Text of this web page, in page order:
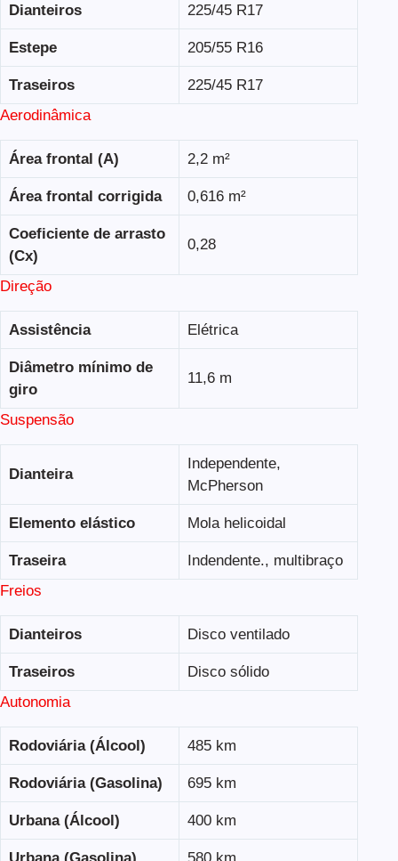
Dianteiros 225/45 R17
Estepe 205/55 R16
Traseiros
225/45 R17
Aerodinâmica
Área frontal (A) 2,2 m²
Área frontal corrigida 0,616 m²
Coeficiente de arrasto
(Cx)
0,28
Direção
Assistência Elétrica
Diâmetro mínimo de
giro
11,6 m
Suspensão
Dianteira
Independente,
McPherson
Elemento elástico Mola helicoidal
Traseira
Indendente., multibraço
Freios
Dianteiros Disco ventilado
Traseiros
Disco sólido
Autonomia
Rodoviária (Álcool) 485 km
Rodoviária (Gasolina) 695 km
Urbana (Álcool) 400 km